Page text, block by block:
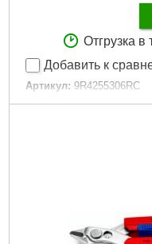
Отгрузка в
Добавить к
Артикул: 9R4255306RC
Код товара: 30.96.51